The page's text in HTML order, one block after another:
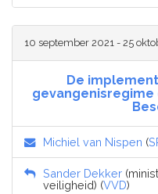
10 september 2021 - 25
De
gevangenisregime
Michiel van Nispen (
Sander Dekker
veiligheid) (VVD)